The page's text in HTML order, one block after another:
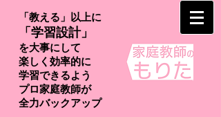
「教える」以上に
「学習設計」
を大事にして
楽しく効率的に
学習できるよう
プロ家庭教師が
​全力バックアップ